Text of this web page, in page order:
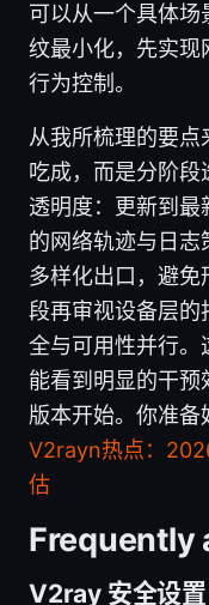
可以从一个具体
纹最小化，先实现
行为控制。
从我所梳理的要点
吃成，而是分阶段
透明度：更新到
的网络轨迹与日志
多样化出口，避
段再审视设备层的
全与可用性并行。
能看到明显的干
版本开始。你准备
V2rayn热点：
估
Frequently
V2ray 安全设